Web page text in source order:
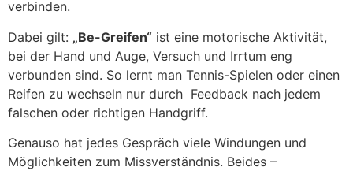
verbinden.
Dabei gilt: „Be-Greifen“ ist eine motorische Aktivität,
bei der Hand und Auge, Versuch und Irrtum eng
verbunden sind. So lernt man Tennis-Spielen oder einen
Reifen zu wechseln nur durch Feedback nach jedem
falschen oder richtigen Handgriff.
Genauso hat jedes Gespräch viele Windungen und
Möglichkeiten zum Missverständnis. Beides –